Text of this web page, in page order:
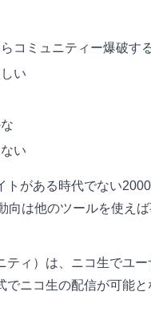
コミュニティー爆破す
い
い
がある時代でない
向は他のツールを使え
ィ）は、ニコ生でユ
ニコ生の配信が可能と